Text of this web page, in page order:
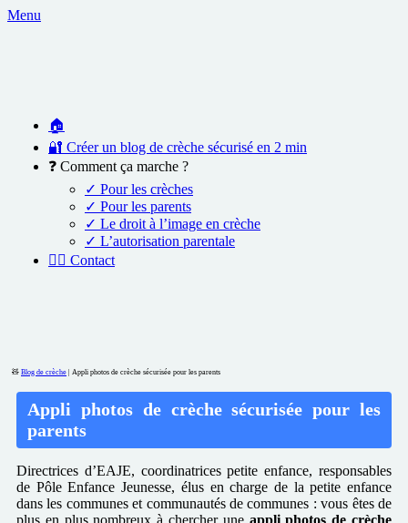
Menu
🏠
🔐 Créer un blog de crèche sécurisé en 2 min
❓ Comment ça marche ?
✓ Pour les crèches
✓ Pour les parents
✓ Le droit à l’image en crèche
✓ L’autorisation parentale
🙎‍♀️ Contact
🧸 Blog de crèche Appli photos de crèche sécurisée pour les parents
Appli photos de crèche sécurisée pour les
parents
Directrices d’EAJE, coordinatrices petite enfance, responsables
de Pôle Enfance Jeunesse, élus en charge de la petite enfance
dans les communes et communautés de communes : vous êtes de